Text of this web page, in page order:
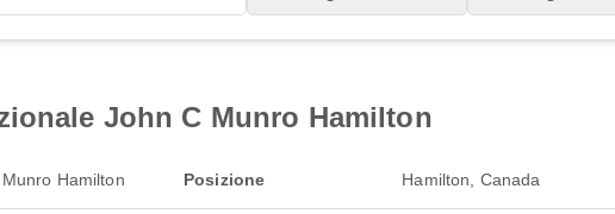
John C Munro Hamilton
Hamilton Posizione Hamilton, Canada